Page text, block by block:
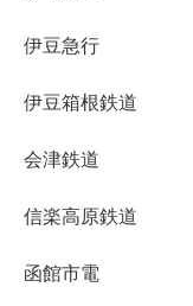
伊豆急行
伊豆箱根鉄道
会津鉄道
信楽高原鉄道
函館市電